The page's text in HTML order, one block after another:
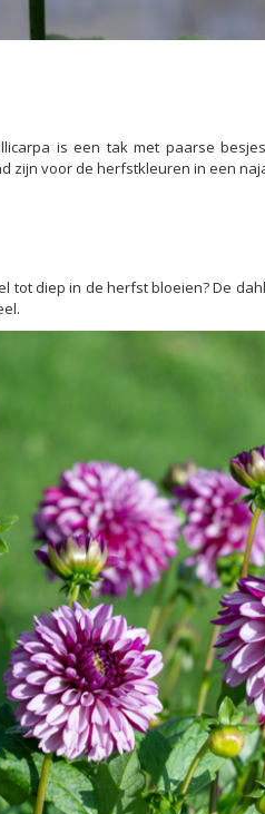
is een tak met paarse
voor de herfstkleuren in een
diep in de herfst bloeien? De